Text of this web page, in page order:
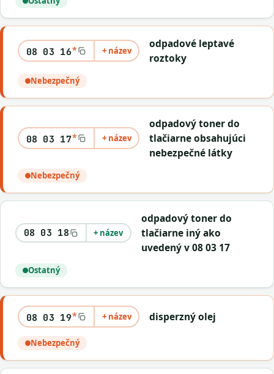
08 03 16* + název
odpadové leptavé
roztoky
Nebezpečný
08 03 17* + název
odpadový toner do
tlačiarne obsahujúci
nebezpečné látky
Nebezpečný
08 03 18 + název
odpadový toner do
tlačiarne iný ako
uvedený v 08 03 17
Ostatný
08 03 19* + název disperzný olej
Nebezpečný